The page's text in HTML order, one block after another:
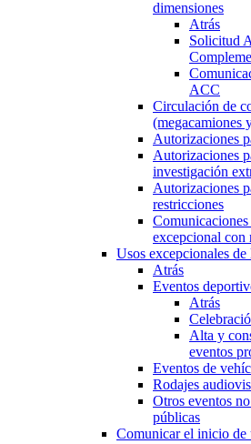
dimensiones
Atrás
Solicitud
ACC
Circulación de
(megacamiones
Autorizaciones
Autorizaciones
investigación
Autorizaciones
restricciones
excepcional con
Usos excepcionales de
Atrás
Eventos
Atrás
Alta y
eventos
Eventos de
Rodajes
Otros eventos
públicas
Comunicar el inicio de